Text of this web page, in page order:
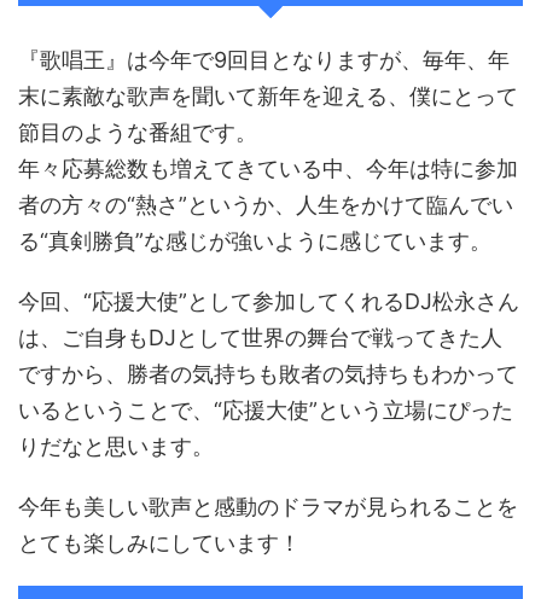
『歌唱王』は今年で9回目となりますが、毎年、年
末に素敵な歌声を聞いて新年を迎える、僕にとって
節目のような番組です。
年々応募総数も増えてきている中、今年は特に参加
者の方々の“熱さ”というか、人生をかけて臨んでい
る“真剣勝負”な感じが強いように感じています。
今回、“応援大使”として参加してくれるDJ松永さん
は、ご自身もDJとして世界の舞台で戦ってきた人
ですから、勝者の気持ちも敗者の気持ちもわかって
いるということで、“応援大使”という立場にぴった
りだなと思います。
今年も美しい歌声と感動のドラマが見られることを
とても楽しみにしています！